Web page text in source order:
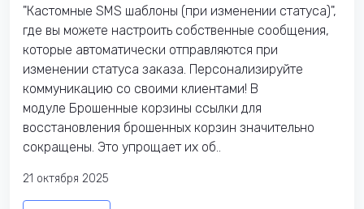
"Кастомные SMS шаблоны (при изменении статуса)",
где вы можете настроить собственные сообщения,
которые автоматически отправляются при
изменении статуса заказа. Персонализируйте
коммуникацию со своими клиентами! В
модуле Брошенные корзины ссылки для
восстановления брошенных корзин значительно
сокращены. Это упрощает их об..
21 октября 2025